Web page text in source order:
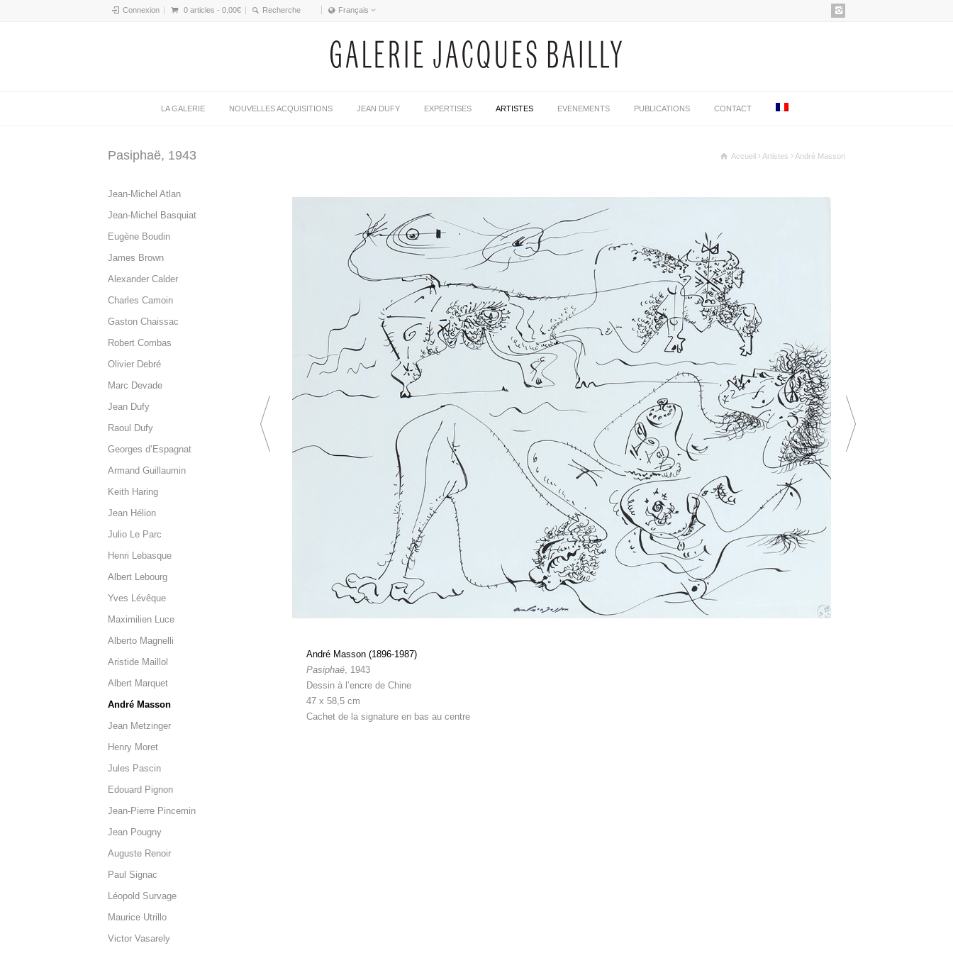
Connexion 0 articles - 0,00€ Français
English
LA GALERIE NOUVELLES ACQUISITIONS JEAN DUFY EXPERTISES ARTISTES EVENEMENTS PUBLICATIONS CONTACT
Pasiphaë, 1943 Accueil Artistes André Masson
André Masson (1896-1987)
Pasiphaë, 1943
Dessin à l’encre de Chine
47 x 58,5 cm
Cachet de la signature en bas au centre
Jean-Michel Atlan
Jean-Michel Basquiat
Eugène Boudin
James Brown
Alexander Calder
Charles Camoin
Gaston Chaissac
Robert Combas
Olivier Debré
Marc Devade
Jean Dufy
Raoul Dufy
Georges d’Espagnat
Armand Guillaumin
Keith Haring
Jean Hélion
Julio Le Parc
Henri Lebasque
Albert Lebourg
Yves Lévêque
Maximilien Luce
Alberto Magnelli
Aristide Maillol
Albert Marquet
André Masson
Jean Metzinger
Henry Moret
Jules Pascin
Edouard Pignon
Jean-Pierre Pincemin
Jean Pougny
Auguste Renoir
Paul Signac
Léopold Survage
Maurice Utrillo
Victor Vasarely